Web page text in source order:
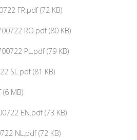
FR.pdf (72 KB)
RO.pdf (80 KB)
PL.pdf (79 KB)
SL.pdf (81 KB)
MB)
EN.pdf (73 KB)
NL.pdf (72 KB)